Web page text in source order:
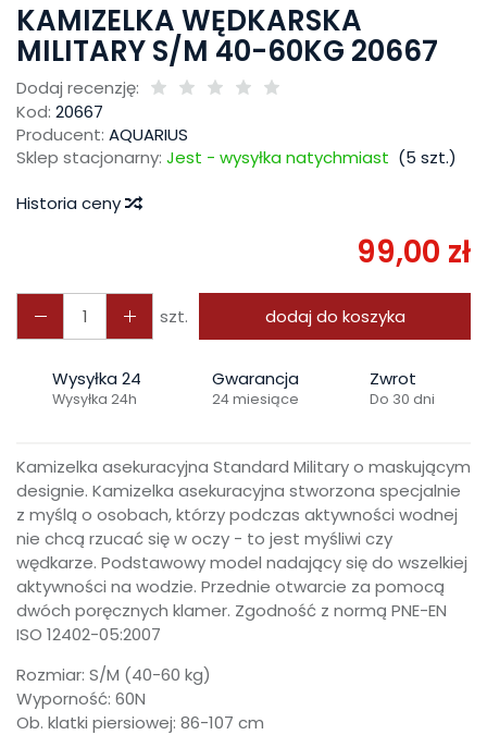
KAMIZELKA WĘDKARSKA
MILITARY S/M 40-60KG 20667
Dodaj recenzję:
Kod: 20667
Producent: AQUARIUS
Sklep stacjonarny: Jest - wysyłka natychmiast (5 szt.)
Historia ceny
99,00 zł
szt. dodaj do koszyka
Wysyłka 24
Wysyłka 24h
Gwarancja
24 miesiące
Zwrot
Do 30 dni
Kamizelka asekuracyjna Standard Military o maskującym
designie. Kamizelka asekuracyjna stworzona specjalnie
z myślą o osobach, którzy podczas aktywności wodnej
nie chcą rzucać się w oczy - to jest myśliwi czy
wędkarze. Podstawowy model nadający się do wszelkiej
aktywności na wodzie. Przednie otwarcie za pomocą
dwóch poręcznych klamer. Zgodność z normą PNE-EN
ISO 12402-05:2007
Rozmiar: S/M (40-60 kg)
Wyporność: 60N
Ob. klatki piersiowej: 86-107 cm